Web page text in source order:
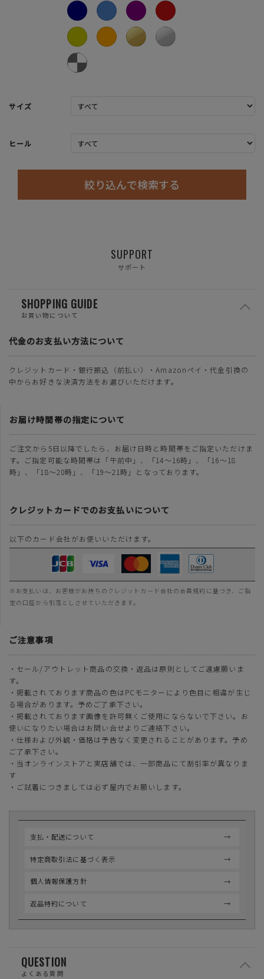
サイズ
ヒール
絞り込んで検索する
SUPPORT
サポート
SHOPPING GUIDE
お買い物について
代金のお支払い方法について
クレジットカード・銀行振込（前払い）・Amazonペイ・代金引換の
中からお好きな決済方法をお選びいただけます。
お届け時間帯の指定について
ご注文から5日以降でしたら、お届け日時と時間帯をご指定いただけま
す。ご指定可能な時間帯は「午前中」、「14～16時」、「16～18
時」、「18～20時」、「19～21時」となっております。
クレジットカードでのお支払いについて
以下のカード会社がお使いいただけます。
※お支払いは、お客様がお持ちのクレジットカード会社の会員規約に基づき、ご指
定の口座から引落としさせていただきます。
ご注意事項
・セール/アウトレット商品の交換・返品は原則としてご遠慮願いま
す。
・掲載されております商品の色はPCモニターにより色目に相違が生じ
る場合があります。予めご了承下さい。
・掲載されております画像を許可無くご使用にならないで下さい。お
使いになりたい場合はお問い合せよりご連絡下さい。
・仕様および外観・価格は予告なく変更されることがあります。予め
ご了承下さい。
・当オンラインストアと実店舗では、一部商品にて割引率が異なりま
す
・ご試着につきましては必ず屋内でお願いします。
支払・配送について
特定商取引法に基づく表示
個人情報保護方針
返品特約について
QUESTION
よくある質問